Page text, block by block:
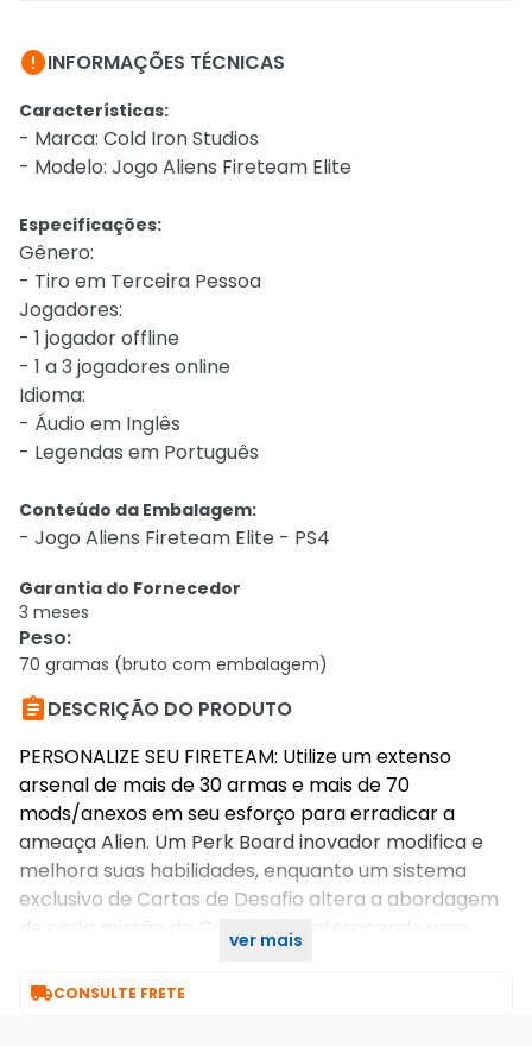
INFORMAÇÕES TÉCNICAS
Características:
- Marca: Cold Iron Studios
- Modelo: Jogo Aliens Fireteam Elite
Especificações:
Gênero:
- Tiro em Terceira Pessoa
Jogadores:
- 1 jogador offline
- 1 a 3 jogadores online
Idioma:
- Áudio em Inglês
- Legendas em Português
Conteúdo da Embalagem:
- Jogo Aliens Fireteam Elite - PS4
Garantia do Fornecedor
3 meses
Peso:
70 gramas (bruto com embalagem)
DESCRIÇÃO DO PRODUTO
PERSONALIZE SEU FIRETEAM: Utilize um extenso
arsenal de mais de 30 armas e mais de 70
mods/anexos em seu esforço para erradicar a
ameaça Alien. Um Perk Board inovador modifica e
melhora suas habilidades, enquanto um sistema
exclusivo de Cartas de Desafio altera a abordagem
de cada missão da Campanha, oferecendo uma
ver mais
CONSULTE FRETE